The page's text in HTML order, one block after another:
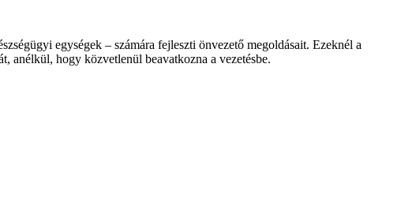
egységek – számára fejleszti önvezető megoldásait. Ezeknél a
anélkül, hogy közvetlenül beavatkozna a vezetésbe.